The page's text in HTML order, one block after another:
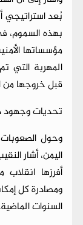
بُعد استراتيجي
بهذه السموم،
مؤسساتها
المهربة التي
قبل خروجها من
تحديات وجهود
وحول
اليمن، أشار
أفرزها
ومصادرة كل
السنوات الماضية.